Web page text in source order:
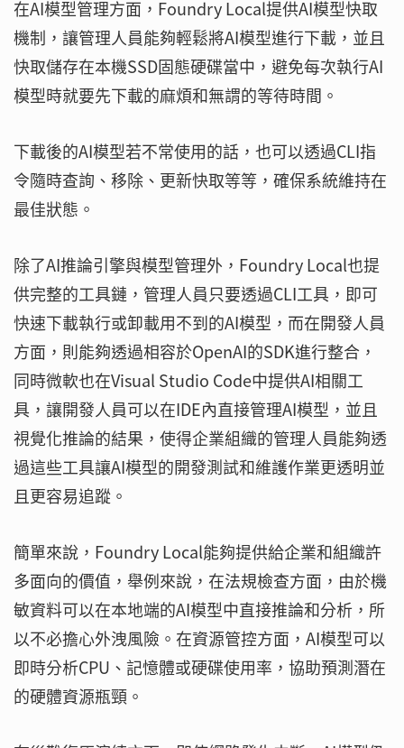
在AI模型管理方面，Foundry Local提供AI模型快取
機制，讓管理人員能夠輕鬆將AI模型進行下載，並且
快取儲存在本機SSD固態硬碟當中，避免每次執行AI
模型時就要先下載的麻煩和無謂的等待時間。
下載後的AI模型若不常使用的話，也可以透過CLI指
令隨時查詢、移除、更新快取等等，確保系統維持在
最佳狀態。
除了AI推論引擎與模型管理外，Foundry Local也提
供完整的工具鏈，管理人員只要透過CLI工具，即可
快速下載執行或卸載用不到的AI模型，而在開發人員
方面，則能夠透過相容於OpenAI的SDK進行整合，
同時微軟也在Visual Studio Code中提供AI相關工
具，讓開發人員可以在IDE內直接管理AI模型，並且
視覺化推論的結果，使得企業組織的管理人員能夠透
過這些工具讓AI模型的開發測試和維護作業更透明並
且更容易追蹤。
簡單來說，Foundry Local能夠提供給企業和組織許
多面向的價值，舉例來說，在法規檢查方面，由於機
敏資料可以在本地端的AI模型中直接推論和分析，所
以不必擔心外洩風險。在資源管控方面，AI模型可以
即時分析CPU、記憶體或硬碟使用率，協助預測潛在
的硬體資源瓶頸。